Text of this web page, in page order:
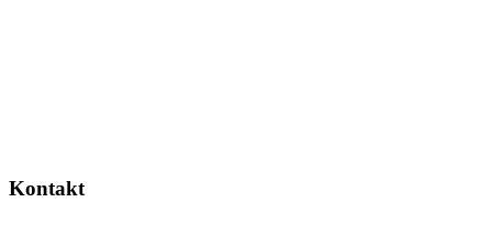
Kontakt